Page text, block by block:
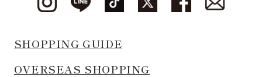
SHOPPING GUIDE
OVERSEAS SHOPPING